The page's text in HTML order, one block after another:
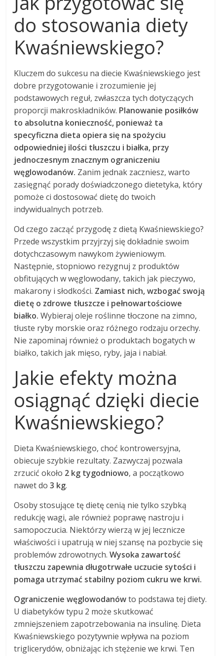
do stosowania diety
Kwaśniewskiego?
Kluczem do sukcesu na diecie Kwaśniewskiego jest
dobre przygotowanie i zrozumienie jej
podstawowych reguł, zwłaszcza tych dotyczących
proporcji makroskładników. Planowanie posiłków
to absolutna konieczność, ponieważ ta
specyficzna dieta opiera się na spożyciu
odpowiedniej ilości tłuszczu i białka, przy
jednoczesnym znacznym ograniczeniu
węglowodanów. Zanim jednak zaczniesz, warto
zasięgnąć porady doświadczonego dietetyka, który
pomoże ci dostosować dietę do twoich
indywidualnych potrzeb.
Od czego zacząć przygodę z dietą Kwaśniewskiego?
Przede wszystkim przyjrzyj się dokładnie swoim
dotychczasowym nawykom żywieniowym.
Następnie, stopniowo rezygnuj z produktów
obfitujących w węglowodany, takich jak pieczywo,
makarony i słodkości. Zamiast nich, wzbogać swoją
dietę o zdrowe tłuszcze i pełnowartościowe
białko. Wybieraj oleje roślinne tłoczone na zimno,
tłuste ryby morskie oraz różnego rodzaju orzechy.
Nie zapominaj również o produktach bogatych w
białko, takich jak mięso, ryby, jaja i nabiał.
Jakie efekty można
osiągnąć dzięki diecie
Kwaśniewskiego?
Dieta Kwaśniewskiego, choć kontrowersyjna,
obiecuje szybkie rezultaty. Zazwyczaj pozwala
zrzucić około 2 kg tygodniowo, a początkowo
nawet do3 kg.
Osoby stosujące tę dietę cenią nie tylko szybką
redukcję wagi, ale również poprawę nastroju i
samopoczucia. Niektórzy wierzą w jej lecznicze
właściwości i upatrują w niej szansę na pozbycie się
problemów zdrowotnych.Wysoka zawartość
tłuszczu zapewnia długotrwałe uczucie sytości i
pomaga utrzymać stabilny poziom cukru we krwi.
Ograniczenie węglowodanówto podstawa tej diety.
U diabetyków typu 2 może skutkować
zmniejszeniem zapotrzebowania na insulinę. Dieta
Kwaśniewskiego pozytywnie wpływa na poziom
triglicerydów, obniżając ich stężenie we krwi. Ten